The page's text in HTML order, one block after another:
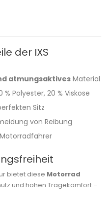
der IXS
atmungsaktives Material
Polyester, 20 % Viskose
Sitz
von Reibung
bietet diese Motorrad
und hohen Tragekomfort –